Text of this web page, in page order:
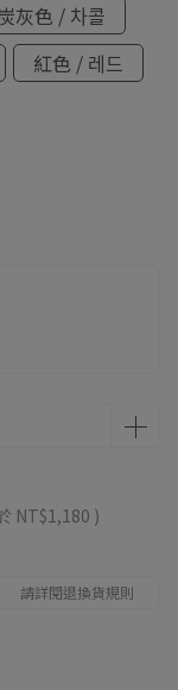
灰色 / 차콜
紅色 / 레드
NT$1,180 )
請詳閱退換貨規則